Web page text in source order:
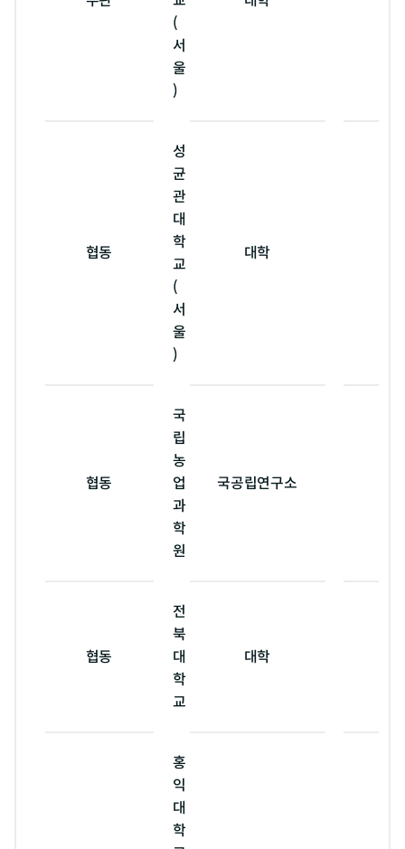
(
서
울
)
협동
성
균
관
대
학
교
(
서
울
)
대학
협동
국
립
농
업
과
학
원
국공립연구소
협동
전
북
대
학
교
대학
홍
익
대
학